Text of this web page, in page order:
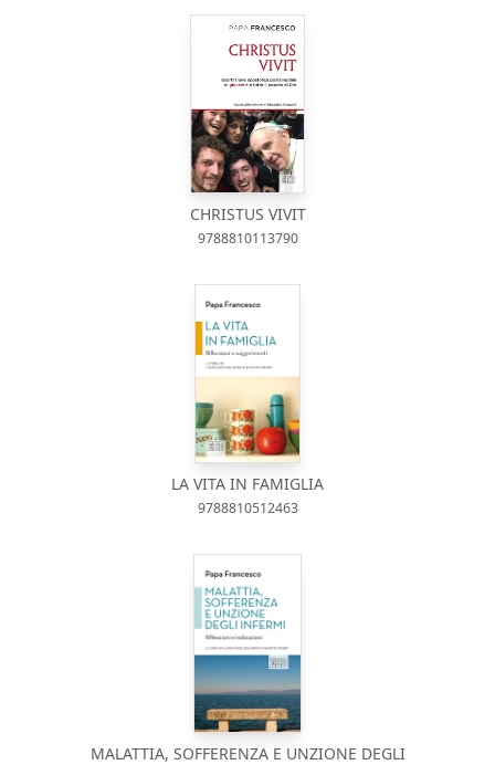
CHRISTUS VIVIT
9788810113790
LA VITA IN FAMIGLIA
9788810512463
MALATTIA, SOFFERENZA E UNZIONE DEGLI